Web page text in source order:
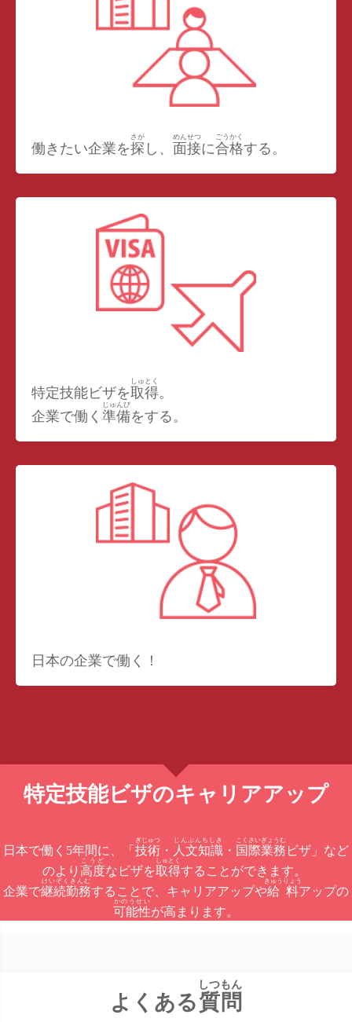
働きたい企業を探
さが
し、 面接
めんせつ
に合格
ごうかく
する。
特定技能ビザを取得
しゅとく
。
企業で働く準備
じゅんび
をする。
日本の企業で働く！
特定技能ビザのキャリアアップ
日本で働く5年間に、「 技術
ぎじゅつ
・ 人文知識
じんぶんちしき
・ 国際業務
こくさいぎょうむ
ビザ」など
のより 高度
こうど
なビザを取得
しゅとく
することができます。
企業で継続勤務
けいぞくきんむ
することで、キャリアアップや給料
きゅうりょう
アップの
可能性
かのうせい
が高まります。
よくある質問
しつもん